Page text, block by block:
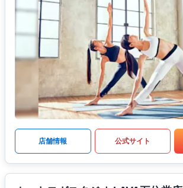
店舗情報 公式サイト